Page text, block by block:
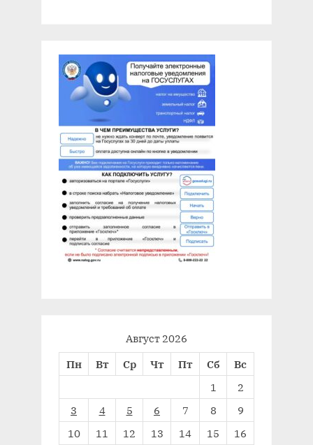
Август 2026
Пн
Вт Ср Чт Пт Сб
Вс
1
2
3
4 5 6 7 8
9
10
11 12 13 14 15
16